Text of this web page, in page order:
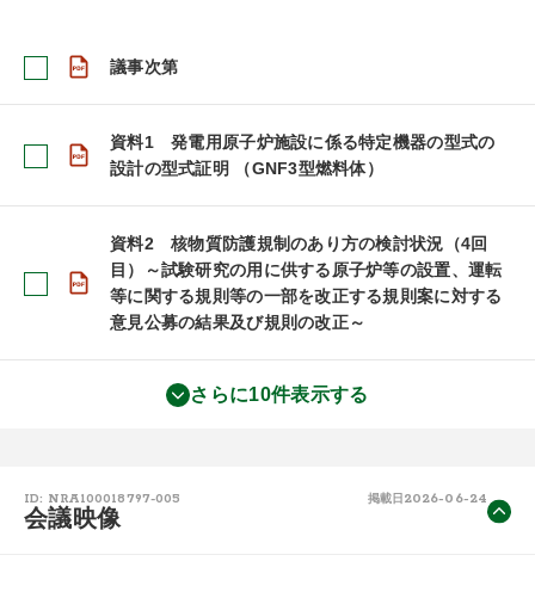
議事次第
資料1 発電用原子炉施設に係る特定機器の型式の
設計の型式証明 （GNF3型燃料体）
資料2 核物質防護規制のあり方の検討状況（4回
目）～試験研究の用に供する原子炉等の設置、運転
等に関する規則等の一部を改正する規則案に対する
意見公募の結果及び規則の改正～
さらに10件表示する
ID: NRA100018797-005 掲載日 2026-06-24
会議映像